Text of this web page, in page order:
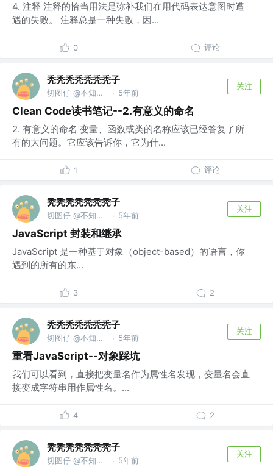
4. 注释 注释的恰当用法是弥补我们在用代码表达意图时遭
遇的失败。 注释总是一种失败，因...
0 评论
秃秃秃秃秃秃秃子
切图仔 @不知道什么公司 · 5年前
关注
Clean Code读书笔记--2.有意义的命名
2. 有意义的命名 变量、函数或类的名称应该已经答复了所
有的大问题。它应该告诉你，它为什...
1 评论
秃秃秃秃秃秃秃子
切图仔 @不知道什么公司 · 5年前
关注
JavaScript 封装和继承
JavaScript 是一种基于对象（object-based）的语言，你
遇到的所有的东...
3 2
秃秃秃秃秃秃秃子
切图仔 @不知道什么公司 · 5年前
关注
重看JavaScript--对象踩坑
我们可以看到，直接把变量名作为属性名发现，变量名会直
接变成字符串用作属性名。...
4 2
秃秃秃秃秃秃秃子
切图仔 @不知道什么公司 · 5年前
关注